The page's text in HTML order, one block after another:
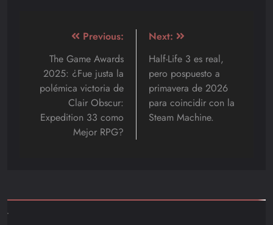
Navegación
entradas
Previous:
The Game Awards
2025: ¿Fue justa la
polémica victoria de
Clair Obscur:
Expedition 33 como
Mejor RPG?
Next:
Half-Life 3 es real,
pero pospuesto a
primavera de 2026
para coincidir con la
Steam Machine.